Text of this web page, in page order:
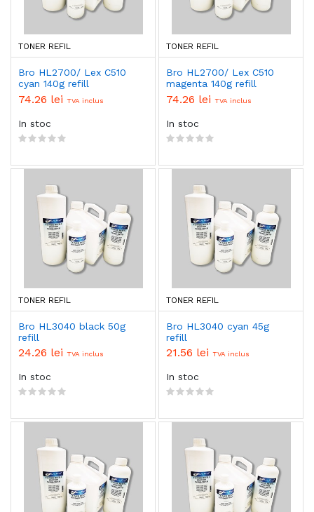
TONER REFIL
Bro HL2700/ Lex C510
cyan 140g refill
74.26 lei TVA inclus
In stoc
TONER REFIL
Bro HL2700/ Lex C510
magenta 140g refill
74.26 lei TVA inclus
In stoc
TONER REFIL
Bro HL3040 black 50g
refill
24.26 lei TVA inclus
In stoc
TONER REFIL
Bro HL3040 cyan 45g
refill
21.56 lei TVA inclus
In stoc